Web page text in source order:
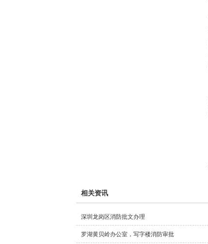
相关资讯
深圳龙岗区消防批文办理
罗湖黄贝岭办公室，写字楼消防审批